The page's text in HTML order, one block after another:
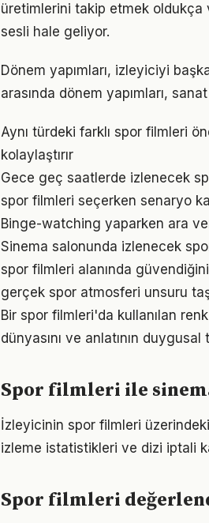
üretimlerini takip etmek oldukça
sesli hale geliyor.
Dönem yapımları, izleyiciyi
arasında dönem yapımları,
Aynı türdeki farklı spor filmleri
kolaylaştırır
Gece geç saatlerde izlenecek
spor filmleri seçerken senaryo
Binge-watching yaparken ara
Sinema salonunda izlenecek
spor filmleri alanında
gerçek spor atmosferi unsuru
Bir spor filmleri'da kullanılan
dünyasını ve anlatının
Spor filmleri ile
İzleyicinin spor filmleri
izleme istatistikleri ve dizi iptali
Spor filmleri